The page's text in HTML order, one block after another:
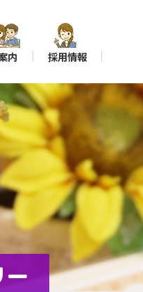
内 採用情報